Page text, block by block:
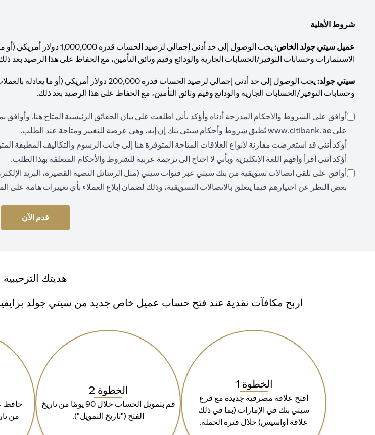
شروط الأهلية
عميل سيتي جولد الخاص:
الاستثمارات وحسابات التوفير/الحسابات الجارية والودائع وقيم وثائق التأمين، مع الحفاظ على هذا الرصيد بعد
سيتي جولد:
وحسابات التوفير/الحسابات الجارية والودائع وقيم وثائق التأمين، مع الحفاظ على هذا الرصيد بعد ذلك.
أوافق على الشروط والأحكام المدرجة أدناه وأؤكد بأني اطلعت على بيان الحقائق الرئيسية المتاح هنا(opens in a new tab). وأوافق
على www.citibank.ae
(opens in a new tab)تُطبق شروط وأحكام سيتي بنك إن إيه، وهي عرضة للتغيير ومتاحة عند الطلب.
أؤكد أنني قد استعرضت مقارنة لأنواع العلاقات المتاحة المتوفرة هنا إلى جانب الرسوم والتكاليف المطبقة
أؤكد أنني أقرأ وأفهم اللغة الإنكليزية وبأني لا احتاج إلى ترجمة عربية للشروط والأحكام المتعلقة بهذا الطلب.
أوافق على تلقي اتصالات تسويقية من بنك سيتي عبر قنوات سيتي (مثل الرسائل النصية القصيرة، البريد
بغض النظر عن اختيارهم فيما يتعلق بالاتصالات التسويقية، وذلك لضمان إبلاغ العملاء بأي تغييرات هامة على
قدم الآن
هديتك الترحيبية
اربح مكافآت نقدية عند فتح حساب عميل خاص جديد من سيتي جولد
الخطوة 1
افتح علاقة مصرفية جديدة مع فرع
سيتي بنك في الإمارات (بما في ذلك
علاقة أواسيس) خلال فترة الحملة.
الخطوة 2
قم بتمويل الحساب خلال 90 يومًا من تاريخ
الفتح ("تاريخ التمويل").
من